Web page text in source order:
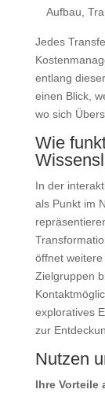
Aufbau,
Jedes
entlang
einen Blick,
wo sich
Wie
In der
als Punkt im
öffnet
Zielgruppen
exploratives
zur
Nutzen
Ihre Vorteile